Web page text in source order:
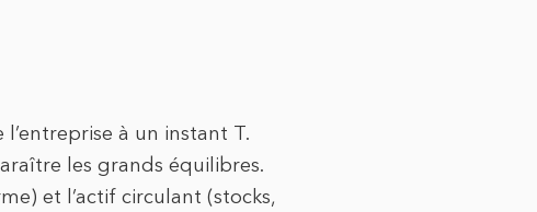
à un instant T.
les grands équilibres.
et l’actif circulant (stocks,